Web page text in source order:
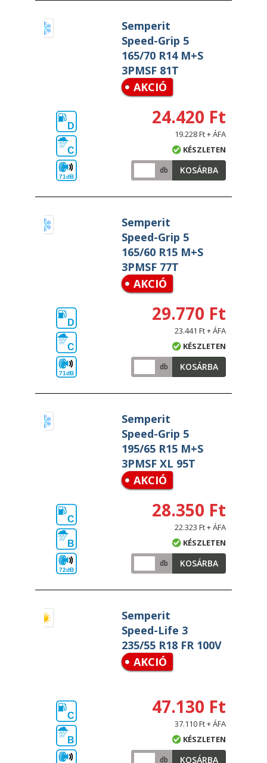
Semperit
Speed-Grip 5
165/70 R14 M+S
3PMSF 81T
AKCIÓ
D
C
71dB
24.420 Ft
19.228 Ft + ÁFA
KÉSZLETEN
db KOSÁRBA
Semperit
Speed-Grip 5
165/60 R15 M+S
3PMSF 77T
AKCIÓ
D
C
71dB
29.770 Ft
23.441 Ft + ÁFA
KÉSZLETEN
db KOSÁRBA
Semperit
Speed-Grip 5
195/65 R15 M+S
3PMSF XL 95T
AKCIÓ
C
B
72dB
28.350 Ft
22.323 Ft + ÁFA
KÉSZLETEN
db KOSÁRBA
Semperit
Speed-Life 3
235/55 R18 FR 100V
AKCIÓ
C
B
47.130 Ft
37.110 Ft + ÁFA
KÉSZLETEN
db KOSÁRBA